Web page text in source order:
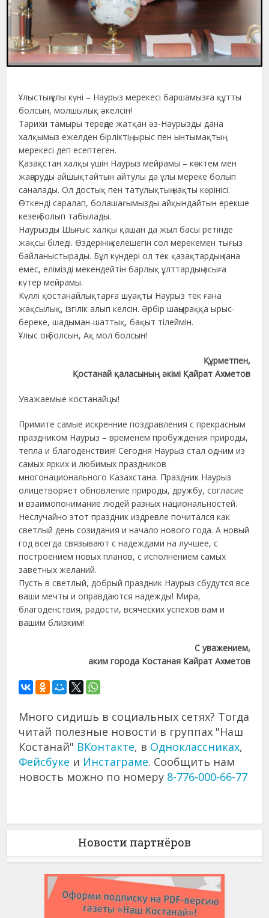
Ұлыстың ұлы күні – Наурыз мерекесі баршамызға құтты
болсын, молшылық әкелсін!
Тарихи тамыры тереңде жатқан әз-Наурызды дана
халқымыз ежелден бірліктің, ырыс пен ынтымақтың
мерекесі деп есептеген.
Қазақстан халқы үшін Наурыз мейрамы – көктем мен
жаңаруды айшықтайтын айтулы да ұлы мереке болып
саналады. Ол достық пен татулықтың нақты көрінісі.
Өткенді саралап, болашағымызды айқындайтын ерекше
кезең болып табылады.
Наурызды Шығыс халқы қашан да жыл басы ретінде
жақсы біледі. Өздерінің келешегін сол мерекемен тығыз
байланыстырады. Бұл күндері ол тек қазақтардың ғана
емес, елімізді мекендейтін барлық ұлттардың асыға
күтер мейрамы.
Күллі қостанайлықтарға шуақты Наурыз тек ғана
жақсылық, ізгілік алып келсін. Әрбір шаңыраққа ырыс-
береке, шадыман-шаттық, бақыт тілеймін.
Ұлыс оң болсын, Ақ мол болсын!
Құрметпен,
Қостанай қаласының әкімі Қайрат Ахметов
Уважаемые костанайцы!
Примите самые искренние поздравления с прекрасным
праздником Наурыз – временем пробуждения природы,
тепла и благоденствия! Сегодня Наурыз стал одним из
самых ярких и любимых праздников
многонационального Казахстана. Праздник Наурыз
олицетворяет обновление природы, дружбу, согласие
и взаимопонимание людей разных национальностей.
Неслучайно этот праздник издревле почитался как
светлый день созидания и начало нового года. А новый
год всегда связывают с надеждами на лучшее, с
построением новых планов, с исполнением самых
заветных желаний.
Пусть в светлый, добрый праздник Наурыз сбудутся все
ваши мечты и оправдаются надежды! Мира,
благоденствия, радости, всяческих успехов вам и
вашим близким!
С уважением,
аким города Костаная Кайрат Ахметов
Много сидишь в социальных сетях? Тогда
читай полезные новости в группах "Наш
Костанай" ВКонтакте, в Одноклассниках,
Фейсбуке и Инстаграме. Сообщить нам
новость можно по номеру 8-776-000-66-77
Новости партнёров